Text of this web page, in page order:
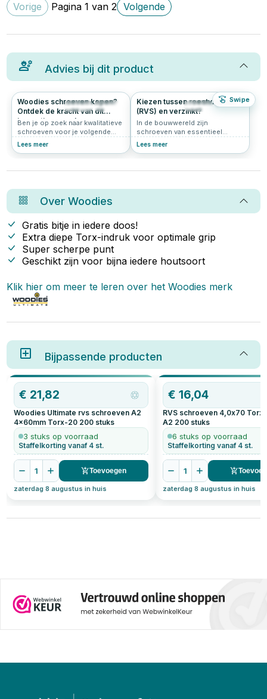
Vorige Pagina1 van2 Volgende
Advies bij dit product
Swipe
203 4.9
Woodies schroeven kopen?
Ontdek de kracht van dit
innovatieve merk
Ben je op zoek naar kwalitatieve
schroeven voor je volgende
klus? Grote kans dat je dan
keuze is.
Lees meer
339 5.0
Kiezen tussen roestvrijstaal
(RVS) en verzinkt?
In de bouwwereld zijn
schroeven van essentieel
belang voor stabiliteit en
Lees meer
OverWoodies
Gratis bitje in iedere doos!
Extra diepe Torx-indruk voor optimale grip
Super scherpe punt
Geschikt zijn voor bijna iedere houtsoort
Klik hier om meer te leren over hetWoodies merk
Bijpassende producten
€ 21,82
Woodies Ultimate rvs schroeven A2
4x60mm Torx-20 200 stuks
3 stuks op voorraad
Staffelkorting vanaf 4 st.
1 Toevoegen
zaterdag 8 augustus in huis
€16,04
RVS schroeven 4,0x70
A2 200 stuks
6 stuks op voorraad
Staffelkorting vanaf 4 st.
1
zaterdag 8 augustus in huis